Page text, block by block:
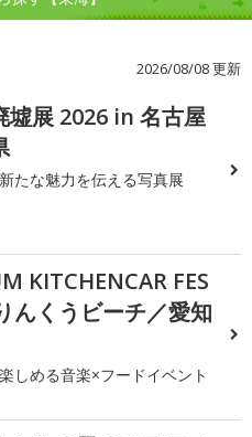
2026/08/08 更新
墟展 2026 in 名古屋
たな魅力を伝える写真展
KITCHENCAR FES
んくうビーチ／愛知
しめる音楽×フードイベント